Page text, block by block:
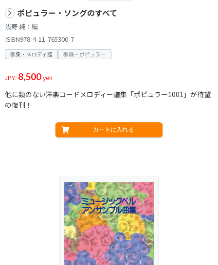
ポピュラー・ソングのすべて
浅野 純：編
ISBN978-4-11-765300-7
歌集・メロディ譜 歌謡・ポピュラー
JPY: 8,500yen
他に類のない洋楽コードメロディー譜集「ポピュラー1001」が待望
の復刊！
カートに入れる